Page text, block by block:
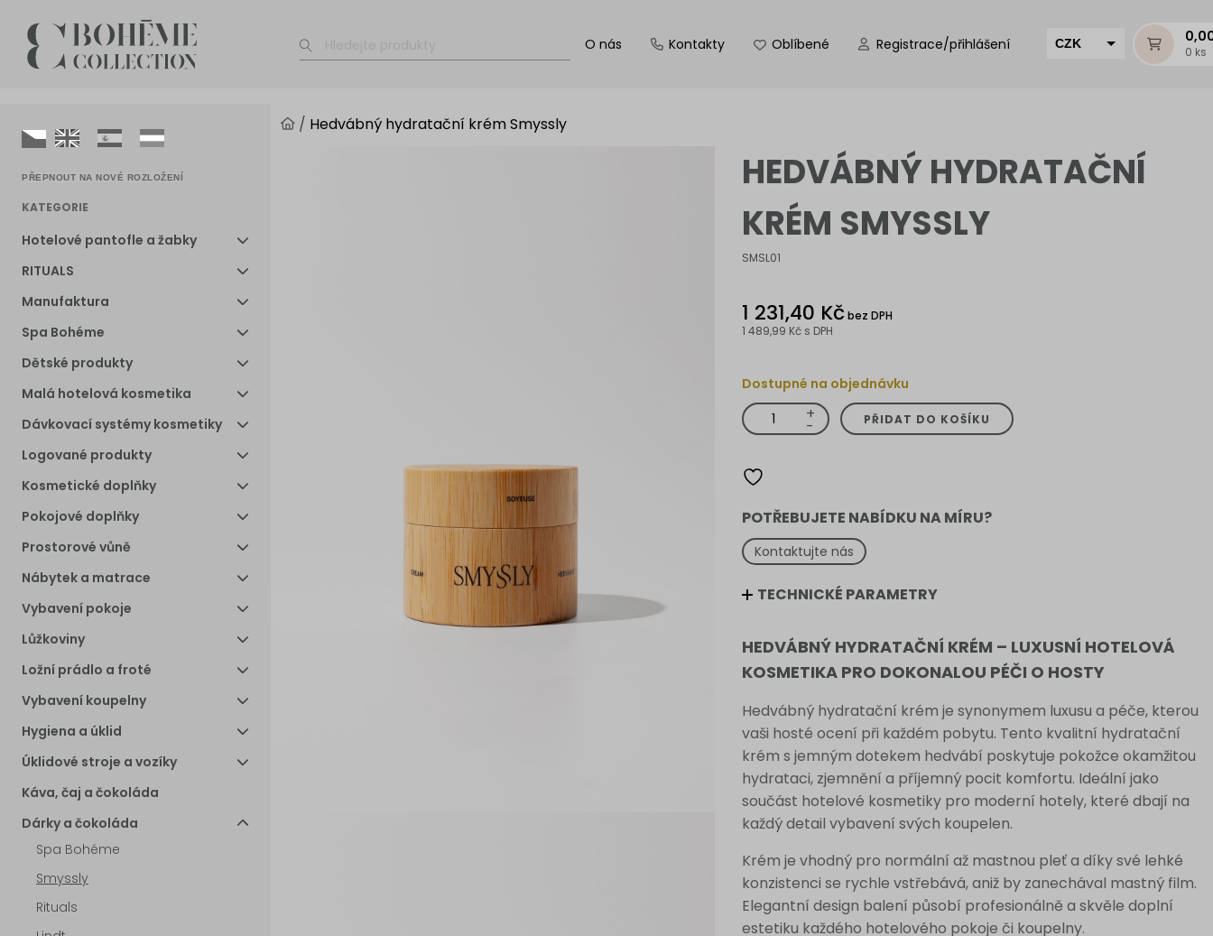
O nás Kontakty Oblíbené Registrace/přihlášení CZK
0 ks
PŘEPNOUT NA NOVÉ ROZLOŽENÍ
KATEGORIE
Hotelové pantofle a žabky
RITUALS
Manufaktura
Spa Bohéme
Dětské produkty
Malá hotelová kosmetika
Dávkovací systémy kosmetiky
Logované produkty
Kosmetické doplňky
Pokojové doplňky
Prostorové vůně
Nábytek a matrace
Vybavení pokoje
Lůžkoviny
Ložní prádlo a froté
Vybavení koupelny
Hygiena a úklid
Úklidové stroje a vozíky
Káva, čaj a čokoláda
Dárky a čokoláda
Spa Bohéme
Smyssly
Rituals
/ Hedvábný hydratační krém Smyssly
HEDVÁBNÝ HYDRATAČNÍ
KRÉM SMYSSLY
SMSL01
1 231,40 Kčbez DPH
1 489,99 Kč s DPH
Dostupné na objednávku
Hedvábný
hydratační
krém
+
- PŘIDAT DO KOŠÍKU
POTŘEBUJETE NABÍDKU NA MÍRU?
Kontaktujte nás
TECHNICKÉ PARAMETRY
HEDVÁBNÝ HYDRATAČNÍ KRÉM – LUXUSNÍ HOTELOVÁ
KOSMETIKA PRO DOKONALOU PÉČI O HOSTY
Hedvábný hydratační krém je synonymem luxusu a péče, kterou
vaši hosté ocení při každém pobytu. Tento kvalitní hydratační
krém s jemným dotekem hedvábí poskytuje pokožce okamžitou
hydrataci, zjemnění a příjemný pocit komfortu. Ideální jako
součást hotelové kosmetiky pro moderní hotely, které dbají na
každý detail vybavení svých koupelen.
Krém je vhodný pro normální až mastnou pleť a díky své lehké
konzistenci se rychle vstřebává, aniž by zanechával mastný film.
Elegantní design balení působí profesionálně a skvěle doplní
estetiku každého hotelového pokoje či koupelny.